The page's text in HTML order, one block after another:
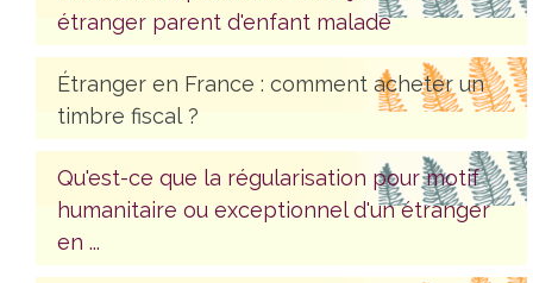
étranger parent d'enfant malade
Étranger en France : comment acheter un
timbre fiscal ?
Qu'est-ce que la régularisation pour motif
humanitaire ou exceptionnel d'un étranger
en ...